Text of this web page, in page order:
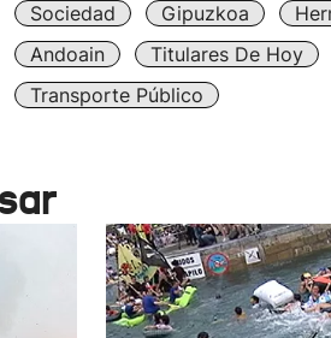
Sociedad Gipuzkoa
Andoain
Titulares De Hoy
Transporte Público